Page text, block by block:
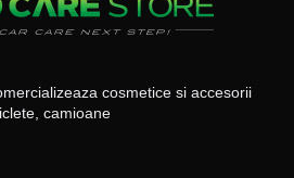
cosmetice si accesorii
camioane